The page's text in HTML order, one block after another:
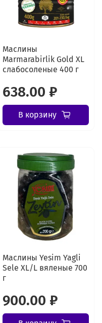
Маслины
Marmarabirlik Gold XL
слабосоленые 400 г
638.00 ₽
В корзину
Маслины Yesim Yagli
Sele XL/L вяленые 700
г
900.00 ₽